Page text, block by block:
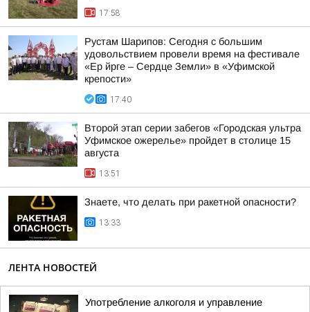
17:58
Рустам Шарипов: Сегодня с большим
удовольствием провели время на фестивале
«Ер йрге – Сердце Земли» в «Уфимской
крепости»
17:40
Второй этап серии забегов «Городская ультра
Уфимское ожерелье» пройдет в столице 15
августа
13:51
Знаете, что делать при ракетной опасности?
13:33
ЛЕНТА НОВОСТЕЙ
Употребление алкоголя и управление